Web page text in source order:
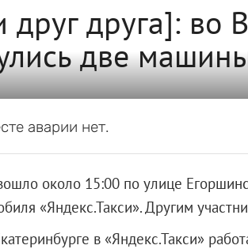
друга]: во
две
аварии нет.
около 15:00 по улице
«Яндекс.Такси». Другим
в «Яндекс.Такси»